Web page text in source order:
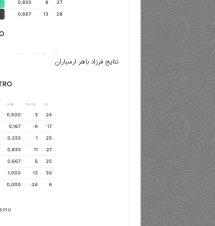
نتایج فرزاد باهر ارسباران